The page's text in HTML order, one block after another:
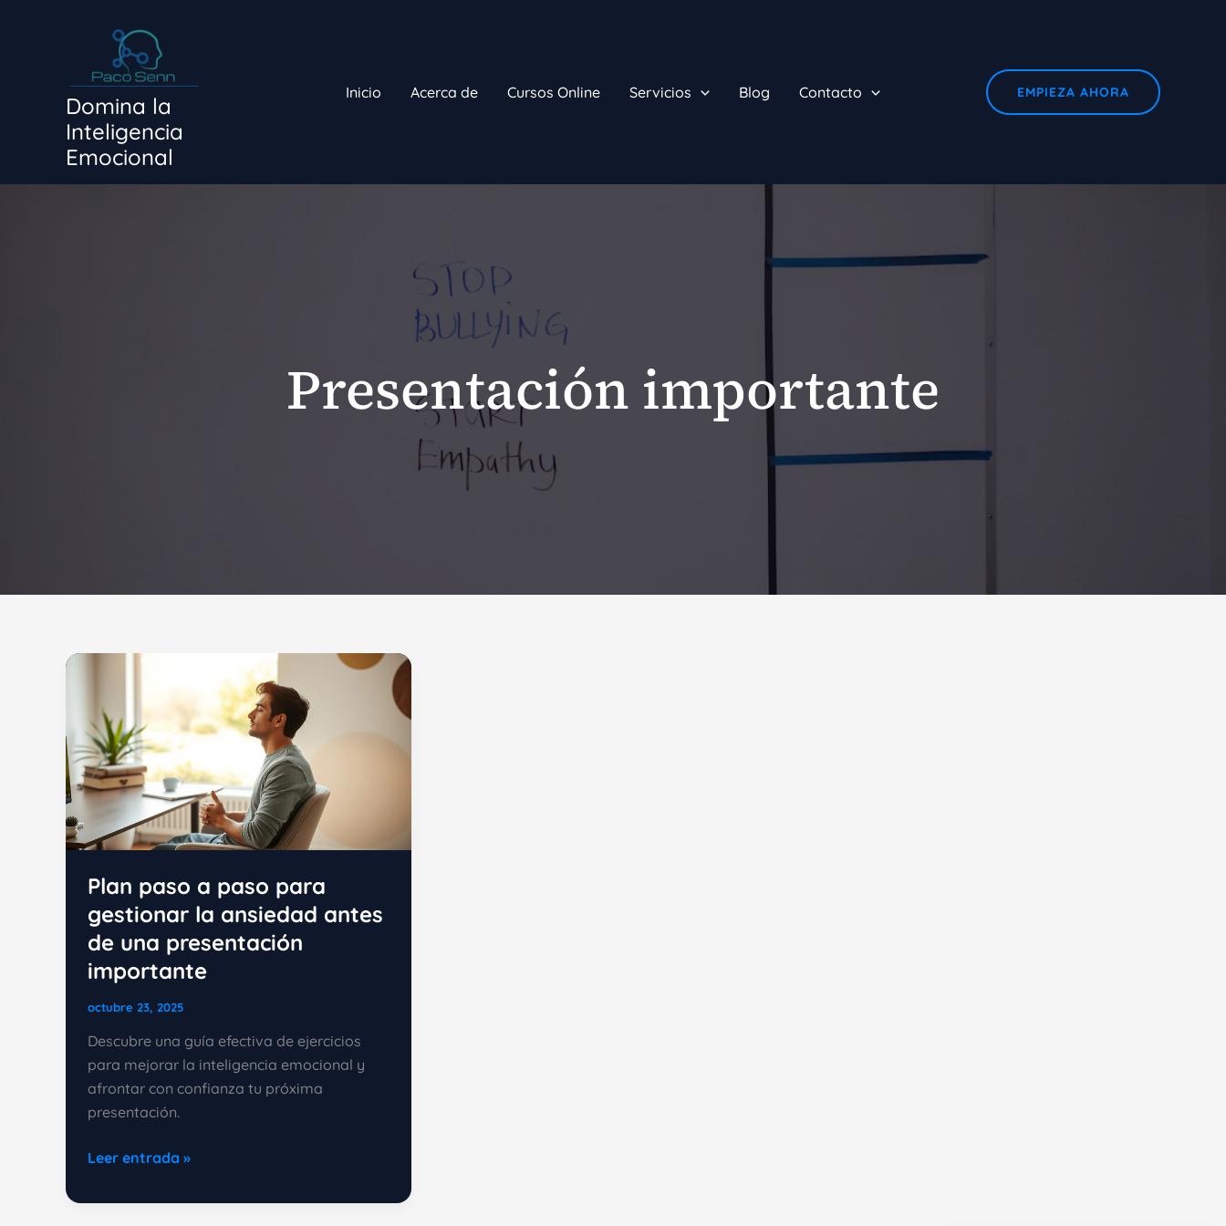
Domina la
Inteligencia
Emocional
Inicio Acerca de Cursos Online Servicios Blog Contacto EMPIEZA AHORA
Presentación importante
Plan paso a paso para
gestionar la ansiedad antes
de una presentación
importante
octubre 23, 2025
Descubre una guía efectiva de ejercicios
para mejorar la inteligencia emocional y
afrontar con confianza tu próxima
presentación.
Plan
a
Leer entrada »